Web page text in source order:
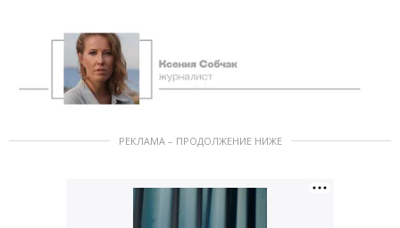
РЕКЛАМА – ПРОДОЛЖЕНИЕ НИЖЕ